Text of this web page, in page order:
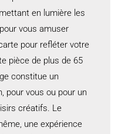
en lumière les
vous amuser
pour refléter votre
pièce de plus de 65
constitue un
pour vous ou pour un
créatifs. Le
une expérience